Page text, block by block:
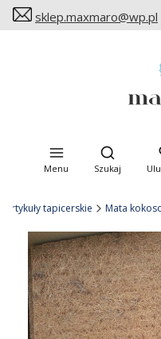
sklep.maxmaro@wp.pl
Menu
Otwórz
Szukaj
Artykuły tapicerskie Mata